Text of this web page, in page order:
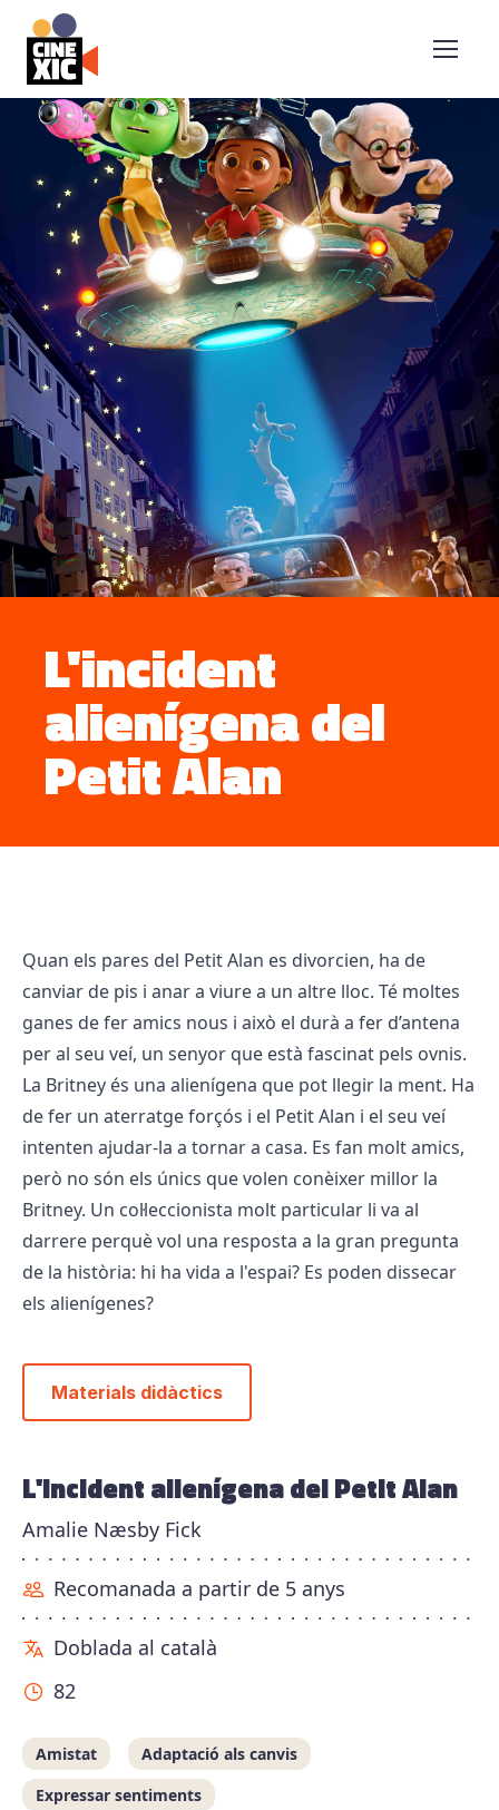
CineXic
L'incident
alienígena del
Petit Alan
Quan els pares del Petit Alan es divorcien, ha de
canviar de pis i anar a viure a un altre lloc. Té moltes
ganes de fer amics nous i això el durà a fer d’antena
per al seu veí, un senyor que està fascinat pels ovnis.
La Britney és una alienígena que pot llegir la ment. Ha
de fer un aterratge forçós i el Petit Alan i el seu veí
intenten ajudar-la a tornar a casa. Es fan molt amics,
però no són els únics que volen conèixer millor la
Britney. Un col·leccionista molt particular li va al
darrere perquè vol una resposta a la gran pregunta
de la història: hi ha vida a l'espai? Es poden dissecar
els alienígenes?
Materials didàctics
L'incident alienígena del Petit Alan
Amalie Næsby Fick
Recomanada a partir de 5 anys
Doblada al català
82
Amistat
Adaptació als canvis
Expressar sentiments